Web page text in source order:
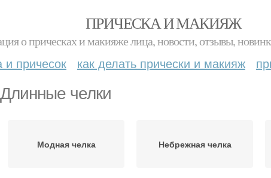
ПРИЧЕСКА И МАКИЯЖ
о прическах и макияже лица, новости, отзывы,
причесок как делать прически и макияж
Длинные челки
Модная челка Небрежная челка